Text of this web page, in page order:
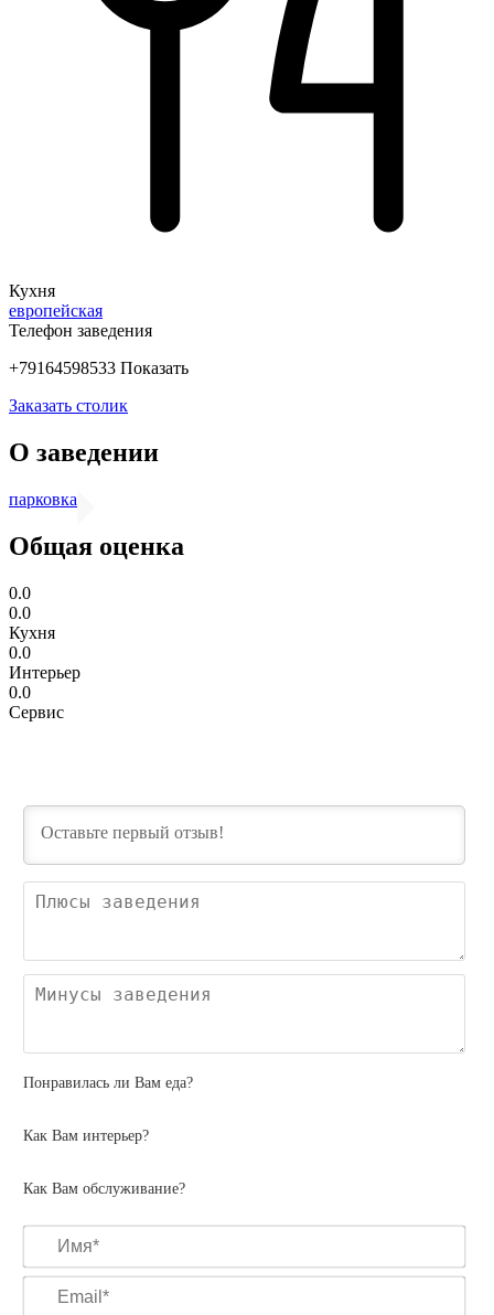
Кухня
европейская
Телефон заведения
+79164598533 Показать
Заказать столик
О заведении
парковка
Общая оценка
0.0
0.0
Кухня
0.0
Интерьер
0.0
Сервис
Понравилась ли Вам еда?
Как Вам интерьер?
Как Вам обслуживание?